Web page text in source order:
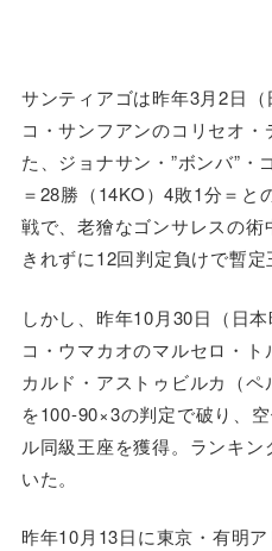
サンティアゴは昨年3月2日
コ・サンフアンのコリセオ
た、ジョナサン・”ボンバ”・
＝28勝（14KO）4敗1分＝と
戦で、老獪なゴンサレスの
きれずに12回判定負けで暫定
しかし、昨年10月30日（日
コ・ウマカオのマルセロ・
カルド・アストゥビルカ（
を100-90×3の判定で破り、
ル同級王座を獲得。ランキ
いた。
昨年10月13日に東京・有明